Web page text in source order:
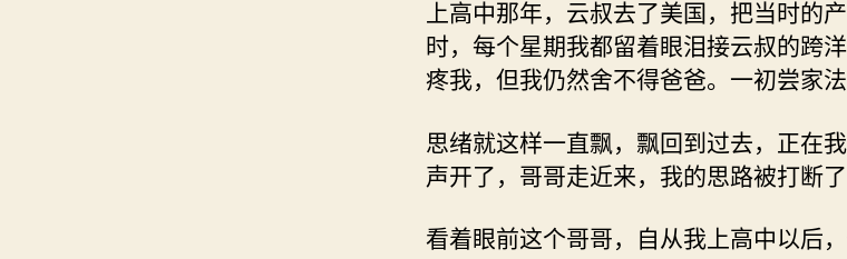
上高中那年，云叔去了美国，把当时的
时，每个星期我都留着眼泪接云叔的跨
疼我，但我仍然舍不得爸爸。一初尝家法
思绪就这样一直飘，飘回到过去，正在
声开了，哥哥走近来，我的思路被打断了
看着眼前这个哥哥，自从我上高中以后